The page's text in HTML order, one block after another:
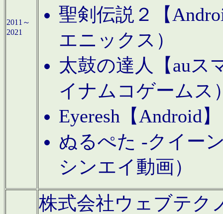
2011～
2021
聖剣伝説２【
エニックス）
太鼓の達人【auス
イナムコゲームス
Eyeresh【Android
ぬるぺた -クイー
シンエイ動画）
株式会社ウェブテク